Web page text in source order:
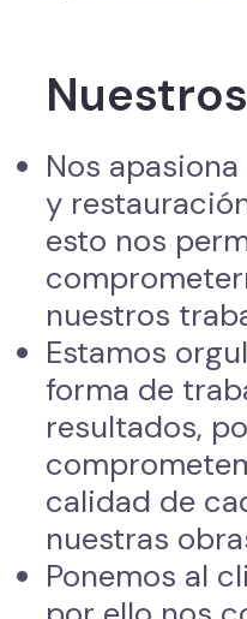
Nos
y
esto nos
nuestros
Estamos
forma de
resultados,
calidad de
nuestras
Ponemos al